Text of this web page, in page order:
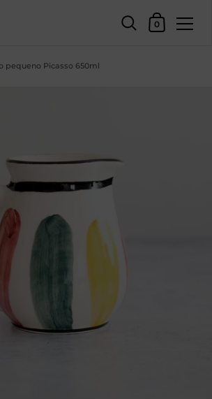
Carrinho de
0
pequeno Picasso 650ml